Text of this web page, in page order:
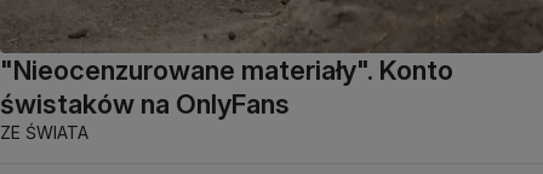
"Nieocenzurowane materiały". Konto
świstaków na OnlyFans
ZE ŚWIATA